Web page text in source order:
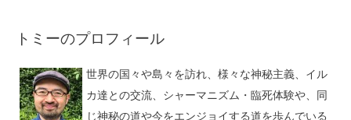
トミーのプロフィール
世界の国々や島々を訪れ、様々な神秘主義、イル
カ達との交流、シャーマニズム・臨死体験や、同
じ神秘の道や今をエンジョイする道を歩んでいる